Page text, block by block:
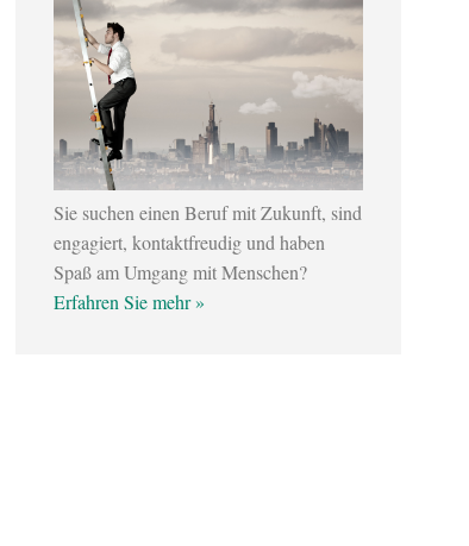
Sie suchen einen Beruf mit Zukunft, sind
engagiert, kontaktfreudig und haben
Spaß am Umgang mit Menschen?
Erfahren Sie mehr »